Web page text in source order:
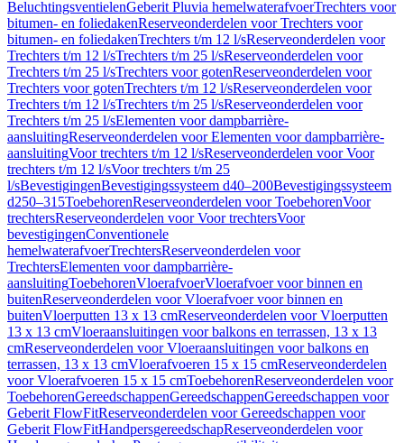
BeluchtingsventielenGeberit Pluvia hemelwaterafvoerTrechters voor
bitumen- en foliedakenReserveonderdelen voor Trechters voor
bitumen- en foliedakenTrechters t/m 12 l/sReserveonderdelen voor
Trechters t/m 12 l/sTrechters t/m 25 l/sReserveonderdelen voor
Trechters t/m 25 l/sTrechters voor gotenReserveonderdelen voor
Trechters voor gotenTrechters t/m 12 l/sReserveonderdelen voor
Trechters t/m 12 l/sTrechters t/m 25 l/sReserveonderdelen voor
Trechters t/m 25 l/sElementen voor dampbarrière-
aansluitingReserveonderdelen voor Elementen voor dampbarrière-
aansluitingVoor trechters t/m 12 l/sReserveonderdelen voor Voor
trechters t/m 12 l/sVoor trechters t/m 25
l/sBevestigingenBevestigingssysteem d40–200Bevestigingssysteem
d250–315ToebehorenReserveonderdelen voor ToebehorenVoor
trechtersReserveonderdelen voor Voor trechtersVoor
bevestigingenConventionele
hemelwaterafvoerTrechtersReserveonderdelen voor
TrechtersElementen voor dampbarrière-
aansluitingToebehorenVloerafvoerVloerafvoer voor binnen en
buitenReserveonderdelen voor Vloerafvoer voor binnen en
buitenVloerputten 13 x 13 cmReserveonderdelen voor Vloerputten
13 x 13 cmVloeraansluitingen voor balkons en terrassen, 13 x 13
cmReserveonderdelen voor Vloeraansluitingen voor balkons en
terrassen, 13 x 13 cmVloerafvoeren 15 x 15 cmReserveonderdelen
voor Vloerafvoeren 15 x 15 cmToebehorenReserveonderdelen voor
ToebehorenGereedschappenGereedschappenGereedschappen voor
Geberit FlowFitReserveonderdelen voor Gereedschappen voor
Geberit FlowFitHandpersgereedschapReserveonderdelen voor